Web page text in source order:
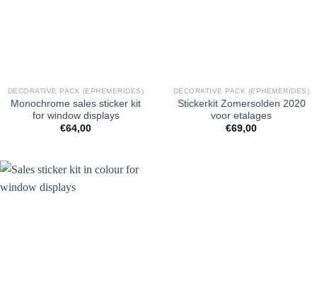
DECORATIVE PACK (EPHEMERIDES)
Monochrome sales sticker kit
for window displays
€64,00
DECORATIVE PACK (EPHEMERIDES)
Stickerkit Zomersolden 2020
voor etalages
€69,00